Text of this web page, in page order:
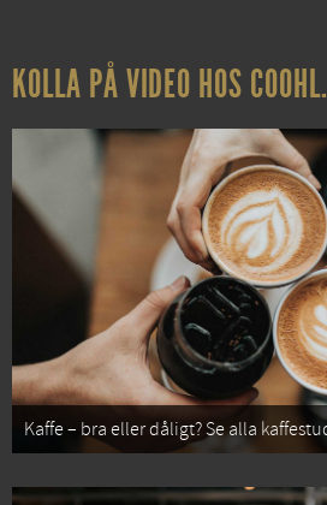
KOLLA PÅ VIDEO HOS
Kaffe – bra eller dåligt? Se alla